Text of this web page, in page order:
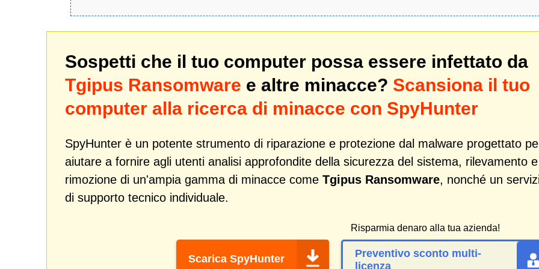
Sospetti che il tuo computer possa essere infettato da
Tgipus Ransomware e altre minacce? Scansiona il tuo
computer alla ricerca di minacce con SpyHunter
SpyHunter è un potente strumento di riparazione e protezione dal malware progettato
aiutare a fornire agli utenti analisi approfondite della sicurezza del sistema, rilevamento e
rimozione di un'ampia gamma di minacce come Tgipus Ransomware, nonché un
di supporto tecnico individuale.
Scarica SpyHunter
Risparmia denaro alla tua azienda!
Preventivo sconto multi-
licenza